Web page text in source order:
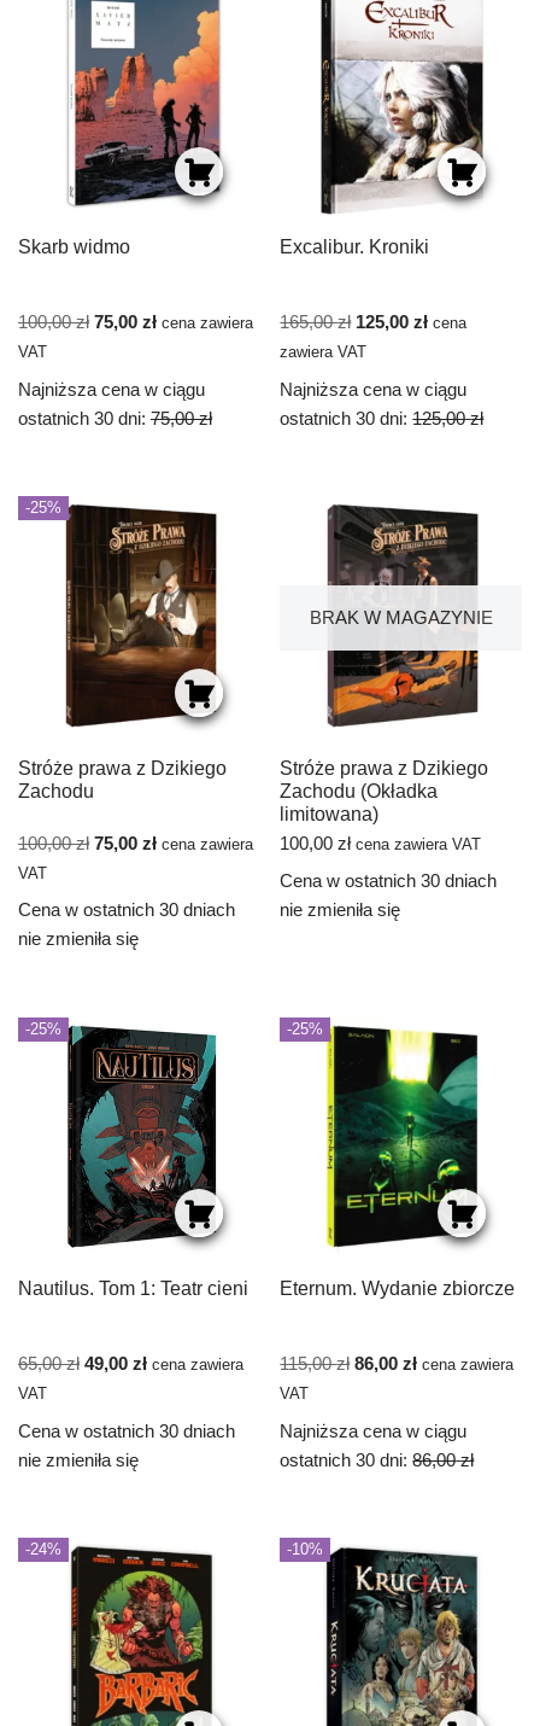
Skarb widmo
100,00zł 75,00 zł cena zawiera
VAT
Najniższa cena w ciągu
ostatnich 30 dni: 75,00 zł
Excalibur. Kroniki
165,00zł 125,00zł cena
zawiera VAT
Najniższa cena w ciągu
ostatnich 30 dni:125,00 zł
-25%
Stróże prawa z Dzikiego
Zachodu
100,00zł 75,00 zł cena zawiera
VAT
Cena w ostatnich 30 dniach
nie zmieniła się
BRAK W MAGAZYNIE
Stróże prawa z Dzikiego
Zachodu (Okładka
limitowana)
100,00zł cena zawiera VAT
Cena w ostatnich 30 dniach
nie zmieniła się
-25%
Nautilus. Tom 1: Teatr cieni
65,00zł 49,00 zł cena zawiera
VAT
Cena w ostatnich 30 dniach
nie zmieniła się
-25%
Eternum. Wydanie zbiorcze
115,00zł 86,00zł cena zawiera
VAT
Najniższa cena w ciągu
ostatnich 30 dni:86,00 zł
-24% -10%